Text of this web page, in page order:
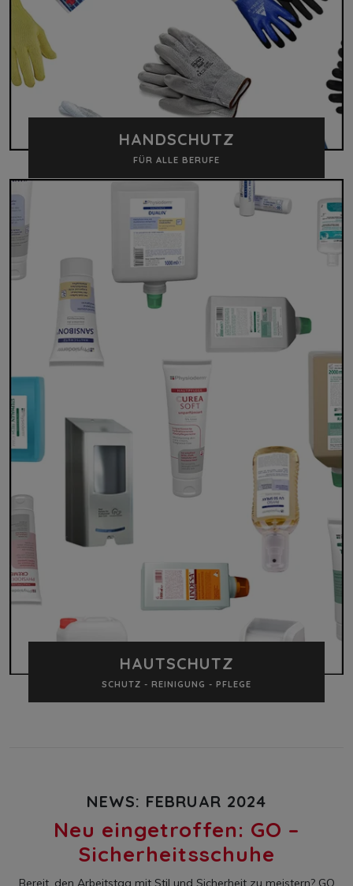
HANDSCHUTZ
FÜR ALLE BERUFE
HAUTSCHUTZ
SCHUTZ - REINIGUNG - PFLEGE
Neu eingetroffen: GO –
Sicherheitsschuhe
Bereit, den Arbeitstag mit Stil und Sicherheit zu meistern? GO
Sicherheitsschuhe ermöglichen dir genau das – Feel Good, Be